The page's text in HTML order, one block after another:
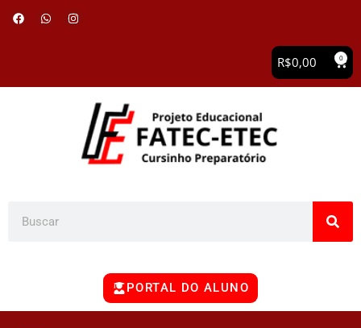
R$0,00 0
PORTAL DO ALUNO